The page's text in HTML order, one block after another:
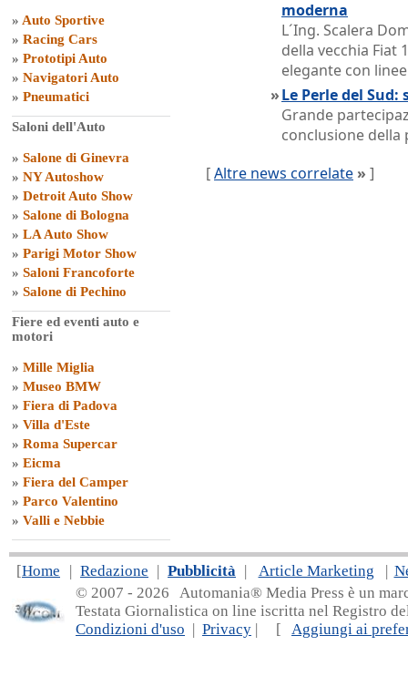
» Auto Sportive
» Racing Cars
» Prototipi Auto
» Navigatori Auto
» Pneumatici
Saloni dell'Auto
» Salone di Ginevra
» NY Autoshow
» Detroit Auto Show
» Salone di Bologna
» LA Auto Show
» Parigi Motor Show
» Saloni Francoforte
» Salone di Pechino
Fiere ed eventi auto e
motori
» Mille Miglia
» Museo BMW
» Fiera di Padova
» Villa d'Este
» Roma Supercar
» Eicma
» Fiera del Camper
» Parco Valentino
» Valli e Nebbie
moderna
L´Ing. Scalera
della vecchia Fiat
elegante con
»Le Perle del
Grande
conclusione della
[Altre news correlate » ]
[Home | Redazione | Pubblicità | Article Marketing |
© 2007 - 2026 Automania® Media Press è un
Testata Giornalistica on line iscritta nel Registro
Condizioni d'uso | Privacy | [ Aggiungi ai